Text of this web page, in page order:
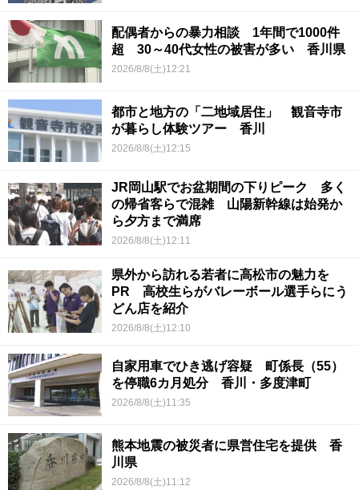
配偶者からの暴力相談 1年間で1000件
超 30～40代女性の被害が多い 香川県
2026/8/8(土)12:21
都市と地方の「二地域居住」 観音寺市
が暮らし体験ツアー 香川
2026/8/8(土)12:15
JR岡山駅でお盆期間の下りピーク 多く
の帰省客らで混雑 山陽新幹線は始発か
ら夕方まで満席
2026/8/8(土)12:11
県外から訪れる若者に高松市の魅力を
PR 高校生らがバレーボール選手らにう
どん店を紹介
2026/8/8(土)12:10
自家用車でひき逃げ容疑 町係長（55）
を停職6カ月処分 香川・多度津町
2026/8/8(土)11:35
熊本地震の被災者に県営住宅を提供 香
川県
2026/8/8(土)11:12